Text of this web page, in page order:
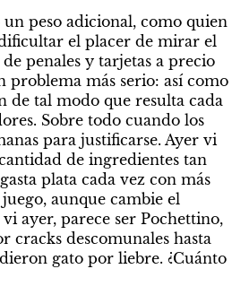
un peso adicional, como quien
el placer de mirar el
penales y tarjetas a precio
problema más serio: así como
de tal modo que resulta cada
Sobre todo cuando los
para justificarse. Ayer vi
de ingredientes tan
plata cada vez con más
aunque cambie el
ayer, parece ser Pochettino,
cracks descomunales hasta
que, de pronto, sus admiradores empiezan a sospechar que les vendieron gato por liebre. ¿Cuánto